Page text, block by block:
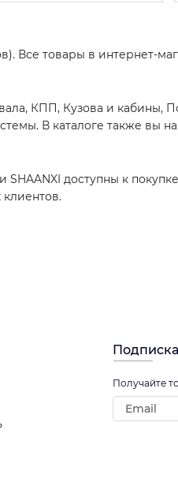
Все товары в интернет-
КПП, Кузова и кабины,
В каталоге также вы
доступны к
Подписка
Получайте